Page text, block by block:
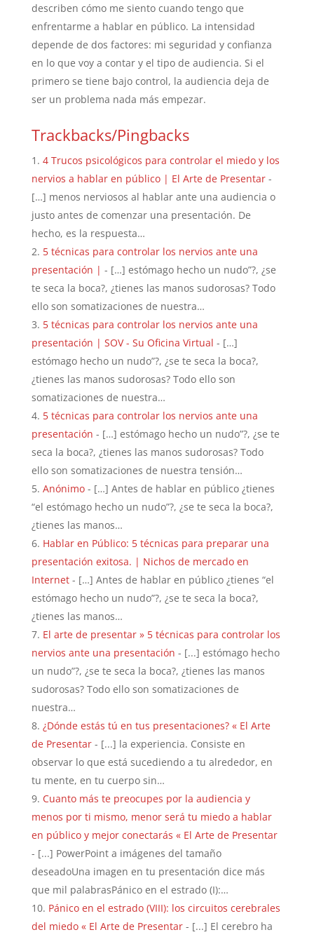
describen cómo me siento cuando tengo que
enfrentarme a hablar en público. La intensidad
depende de dos factores: mi seguridad y confianza
en lo que voy a contar y el tipo de audiencia. Si el
primero se tiene bajo control, la audiencia deja de
ser un problema nada más empezar.
Trackbacks/Pingbacks
4 Trucos psicológicos para controlar el miedo y los
nervios a hablar en público | El Arte de Presentar-
[…] menos nerviosos al hablar ante una audiencia o
justo antes de comenzar una presentación. De
hecho, es la respuesta…
5 técnicas para controlar los nervios ante una
presentación | - […] estómago hecho un nudo”?, ¿se
te seca la boca?, ¿tienes las manos sudorosas? Todo
ello son somatizaciones de nuestra…
5 técnicas para controlar los nervios ante una
presentación | SOV - Su Oficina Virtual - […]
estómago hecho un nudo”?, ¿se te seca la boca?,
¿tienes las manos sudorosas? Todo ello son
somatizaciones de nuestra…
5 técnicas para controlar los nervios ante una
presentación - […] estómago hecho un nudo”?, ¿se te
seca la boca?, ¿tienes las manos sudorosas? Todo
ello son somatizaciones de nuestra tensión…
Anónimo- […] Antes de hablar en público ¿tienes
“el estómago hecho un nudo”?, ¿se te seca la boca?,
¿tienes las manos…
Hablar en Público: 5 técnicas para preparar una
presentación exitosa. | Nichos de mercado en
Internet- […] Antes de hablar en público ¿tienes “el
estómago hecho un nudo”?, ¿se te seca la boca?,
¿tienes las manos…
El arte de presentar » 5 técnicas para controlar los
nervios ante una presentación - [...] estómago hecho
un nudo”?, ¿se te seca la boca?, ¿tienes las manos
sudorosas? Todo ello son somatizaciones de
nuestra…
¿Dónde estás tú en tus presentaciones? « El Arte
de Presentar- [...] la experiencia. Consiste en
observar lo que está sucediendo a tu alrededor, en
tu mente, en tu cuerpo sin…
Cuanto más te preocupes por la audiencia y
menos por ti mismo, menor será tu miedo a hablar
en público y mejor conectarás « El Arte de Presentar
- [...] PowerPoint a imágenes del tamaño
deseadoUna imagen en tu presentación dice más
que mil palabrasPánico en el estrado (I):…
Pánico en el estrado (VIII): los circuitos cerebrales
del miedo « El Arte de Presentar- [...] El cerebro ha